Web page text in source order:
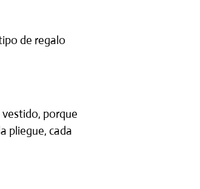
de regalo
vestido, porque
pliegue, cada